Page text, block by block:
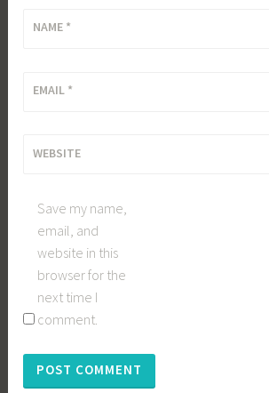
NAME *
EMAIL *
WEBSITE
Save my name,
email, and
website in this
browser for the
next time I
comment.